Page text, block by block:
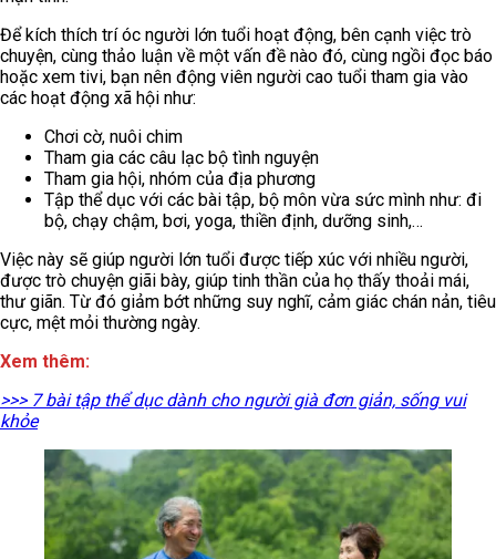
Để kích thích trí óc người lớn tuổi hoạt động, bên cạnh việc trò
chuyện, cùng thảo luận về một vấn đề nào đó, cùng ngồi đọc báo
hoặc xem tivi, bạn nên động viên người cao tuổi tham gia vào
các hoạt động xã hội như:
Chơi cờ, nuôi chim
Tham gia các câu lạc bộ tình nguyện
Tham gia hội, nhóm của địa phương
Tập thể dục với các bài tập, bộ môn vừa sức mình như: đi
bộ, chạy chậm, bơi, yoga, thiền định, dưỡng sinh,…
Việc này sẽ giúp người lớn tuổi được tiếp xúc với nhiều người,
được trò chuyện giãi bày, giúp tinh thần của họ thấy thoải mái,
thư giãn. Từ đó giảm bớt những suy nghĩ, cảm giác chán nản, tiêu
cực, mệt mỏi thường ngày.
Xem thêm:
>>> 7 bài tập thể dục dành cho người già đơn giản, sống vui
khỏe